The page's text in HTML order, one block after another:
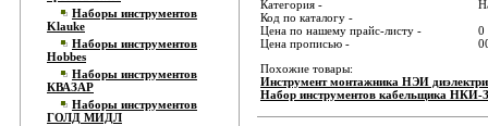
Наборы инструментов
Klauke
Наборы инструментов
Hobbes
Наборы инструментов
КВАЗАР
Наборы инструментов
ГОЛД МИДЛ
Категория -
Код по каталогу -
Цена по нашему прайс-листу -
0
Цена прописью -
Похожие товары:
Инструмент монтажника НЭИ
Набор инструментов кабельщика